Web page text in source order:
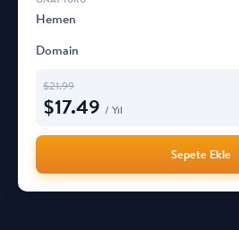
Hemen
Domain
$21.99
$17.49 / Yıl
Sepete Ekle